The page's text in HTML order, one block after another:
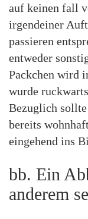
auf keinen fall
irgendeiner
passieren
entweder
Packchen wird
wurde
Bezuglich
bereits
eingehend ins
bb. Ein
anderem